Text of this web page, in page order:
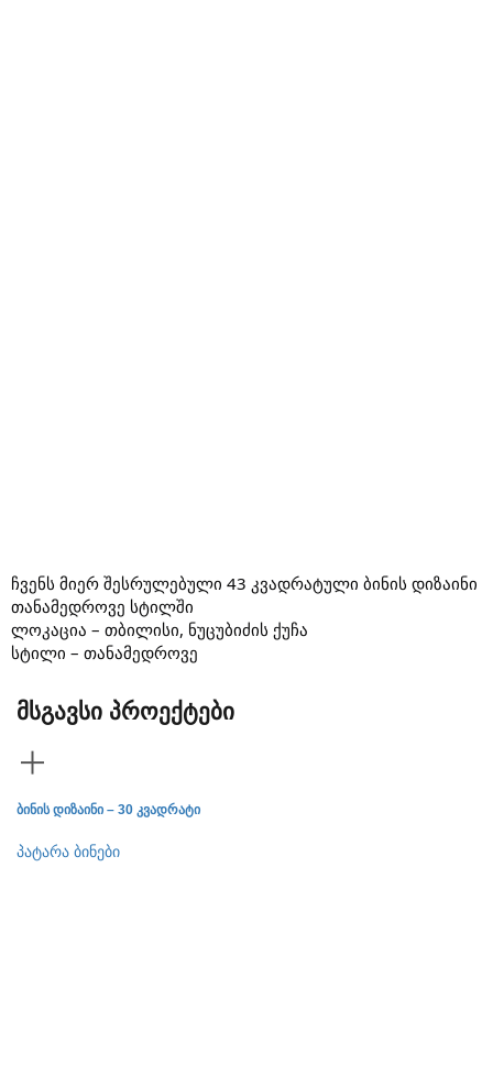
ჩვენს მიერ შესრულებული 43 კვადრატული ბინის დიზაინი
თანამედროვე სტილში
ლოკაცია – თბილისი, ნუცუბიძის ქუჩა
სტილი – თანამედროვე
მსგავსი პროექტები
ბინის დიზაინი – 30 კვადრატი
პატარა ბინები